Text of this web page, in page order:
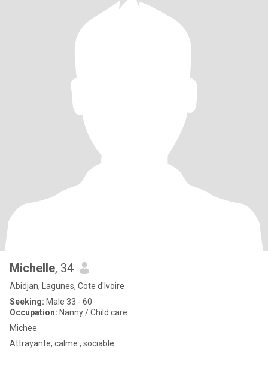
Michelle, 34
Abidjan, Lagunes, Cote d'Ivoire
Seeking: Male 33 - 60
Occupation: Nanny / Child care
Michee
Attrayante, calme , sociable